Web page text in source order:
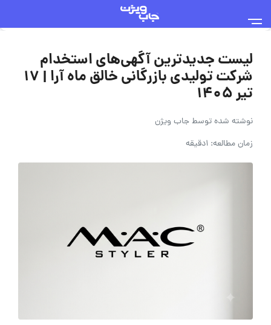
لیست جدیدترین آگهی‌های استخدام
شرکت تولیدی بازرگانی خالق ماه آرا | ۱۷
تیر ۱۴۰۵
نوشته شده توسطجاب ویژن
زمان مطالعه: 1دقیقه